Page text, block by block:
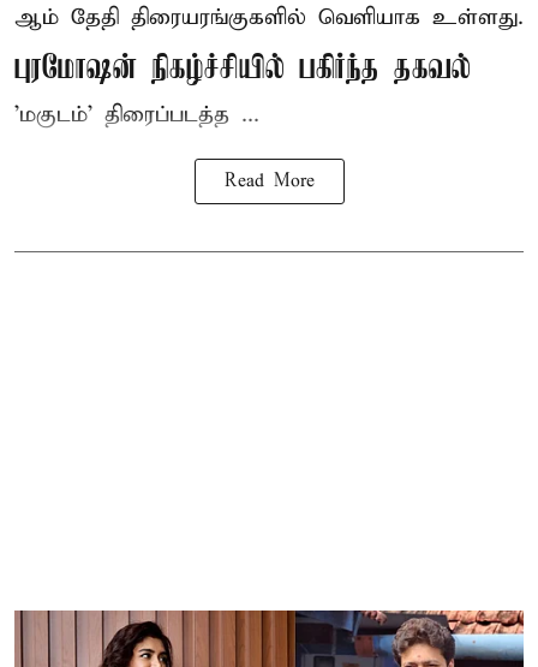
ஆம் தேதி திரையரங்குகளில் வெளியாக உள்ளது.
புரமோஷன் நிகழ்ச்சியில் பகிர்ந்த தகவல்
'மகுடம்' திரைப்படத்த ...
Read More